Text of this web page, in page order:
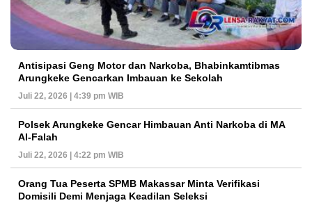
Antisipasi Geng Motor dan Narkoba, Bhabinkamtibmas
Arungkeke Gencarkan Imbauan ke Sekolah
Juli 22, 2026 | 4:39 pm WIB
Polsek Arungkeke Gencar Himbauan Anti Narkoba di MA
Al-Falah
Juli 22, 2026 | 4:22 pm WIB
Orang Tua Peserta SPMB Makassar Minta Verifikasi
Domisili Demi Menjaga Keadilan Seleksi